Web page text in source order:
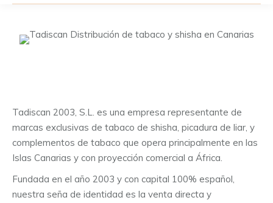
Tadiscan 2003, S.L. es una empresa representante de
marcas exclusivas de tabaco de shisha, picadura de liar, y
complementos de tabaco que opera principalmente en las
Islas Canarias y con proyección comercial a África.
Fundada en el año 2003 y con capital 100% español,
nuestra seña de identidad es la venta directa y